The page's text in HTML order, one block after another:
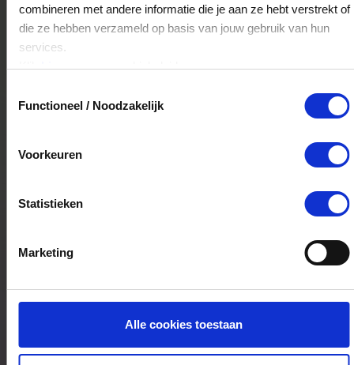
combineren met andere informatie die je aan ze hebt verstrekt of
die ze hebben verzameld op basis van jouw gebruik van hun
services.
Klikhiervoor ons cookiebeleid.
Functioneel / Noodzakelijk
Voorkeuren
Statistieken
Marketing
Alle cookies toestaan
Schuurman Schoenen Zevenaar
Marktstraat 19-21
6901AK
Schuurman Schoenen Nijverdal
7442NW
Westerstraat 208
Schuurman Schoenen Ulft
Middelgraaf 1